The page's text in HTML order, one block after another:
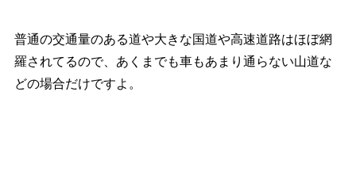
普通の交通量のある道や大きな国道や高速道路はほぼ網
羅されてるので、あくまでも車もあまり通らない山道な
どの場合だけですよ。